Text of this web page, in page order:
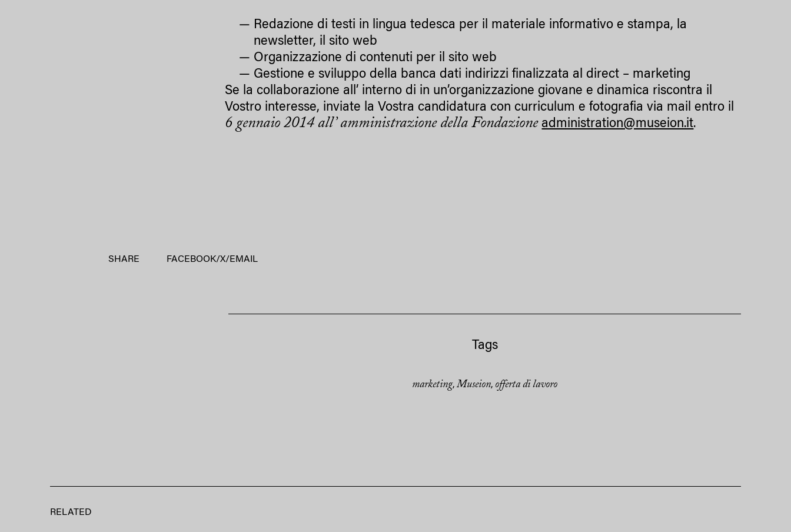
Redazione di testi in lingua tedesca per il materiale informativo e stampa, la
newsletter, il sito web
Organizzazione di contenuti per il sito web
Gestione e sviluppo della banca dati indirizzi finalizzata al direct – marketing
Se la collaborazione all’ interno di in un’organizzazione giovane e dinamica riscontra il
Vostro interesse, inviate la Vostra candidatura con curriculum e fotografia via mail entro il
6 gennaio 2014 all’ amministrazione della Fondazione administration@museion.it.
SHARE FACEBOOK/X/ EMAIL
Tags
marketing, Museion, offerta di lavoro
RELATED